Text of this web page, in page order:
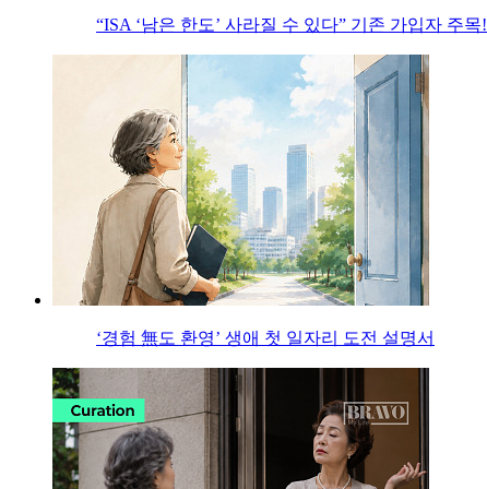
“ISA ‘남은 한도’ 사라질 수 있다” 기존 가입자 주목!
‘경험 無도 환영’ 생애 첫 일자리 도전 설명서